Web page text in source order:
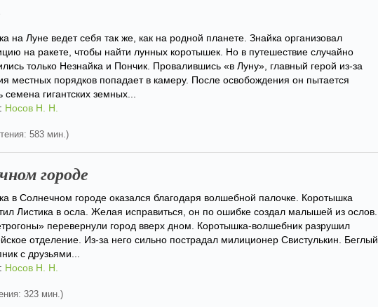
на Луне ведет себя так же, как на родной планете. Знайка организовал
на ракете, чтобы найти лунных коротышек. Но в путешествие случайно
только Незнайка и Пончик. Провалившись «в Луну», главный герой из-за
местных порядков попадает в камеру. После освобождения он пытается
семена гигантских земных...
Носов Н. Н.
583 мин.)
городе
в Солнечном городе оказался благодаря волшебной палочке. Коротышка
Листика в осла. Желая исправиться, он по ошибке создал малышей из ослов.
перевернули город вверх дном. Коротышка-волшебник разрушил
отделение. Из-за него сильно пострадал милиционер Свистулькин. Беглый
с друзьями...
Носов Н. Н.
323 мин.)